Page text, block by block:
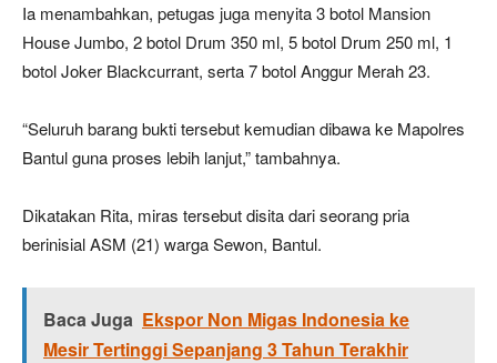
Ia menambahkan, petugas juga menyita 3 botol Mansion
House Jumbo, 2 botol Drum 350 ml, 5 botol Drum 250 ml, 1
botol Joker Blackcurrant, serta 7 botol Anggur Merah 23.
“Seluruh barang bukti tersebut kemudian dibawa ke Mapolres
Bantul guna proses lebih lanjut,” tambahnya.
Dikatakan Rita, miras tersebut disita dari seorang pria
berinisial ASM (21) warga Sewon, Bantul.
Baca Juga Ekspor Non Migas Indonesia ke
Mesir Tertinggi Sepanjang 3 Tahun Terakhir